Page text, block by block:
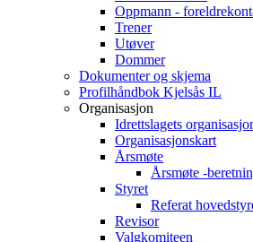
Oppmann -
Trener
Utøver
Dommer
Dokumenter og skjema
Profilhåndbok Kjelsås IL
Organisasjon
Idrettslagets
Organisasjonskart
Årsmøte
Årsmøte -
Styret
Referat
Revisor
Valgkomiteen